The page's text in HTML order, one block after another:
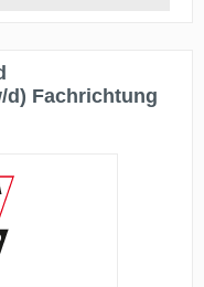
d) Fachrichtung